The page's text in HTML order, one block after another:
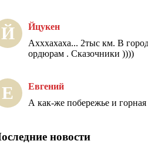
Й Йцукен
Ахххахаха... 2тыс км. В
ордюрам . Сказочники ))))
Е Евгений
А как-же побережье и горная
новости